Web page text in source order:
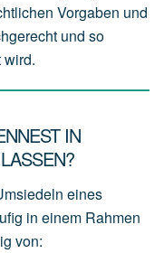
Vorgaben und
und so
IN
eines
in einem Rahmen
von: